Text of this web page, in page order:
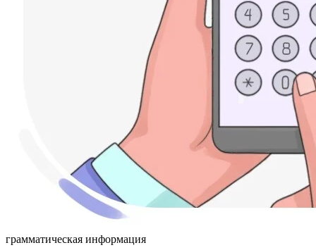
грамматическая информация